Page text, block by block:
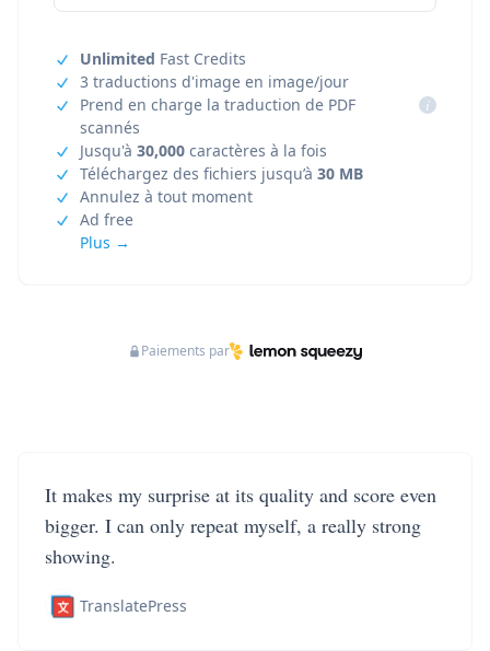
Unlimited Fast Credits
3 traductions d'image en image/jour
Prend en charge la traduction de PDF
scannés
i
Jusqu'à 30,000 caractères à la fois
Téléchargez des fichiers jusqu’à 30 MB
Annulez à tout moment
Ad free
Plus →
Paiements par
It makes my surprise at its quality and score even
bigger. I can only repeat myself, a really strong
showing.
TranslatePress